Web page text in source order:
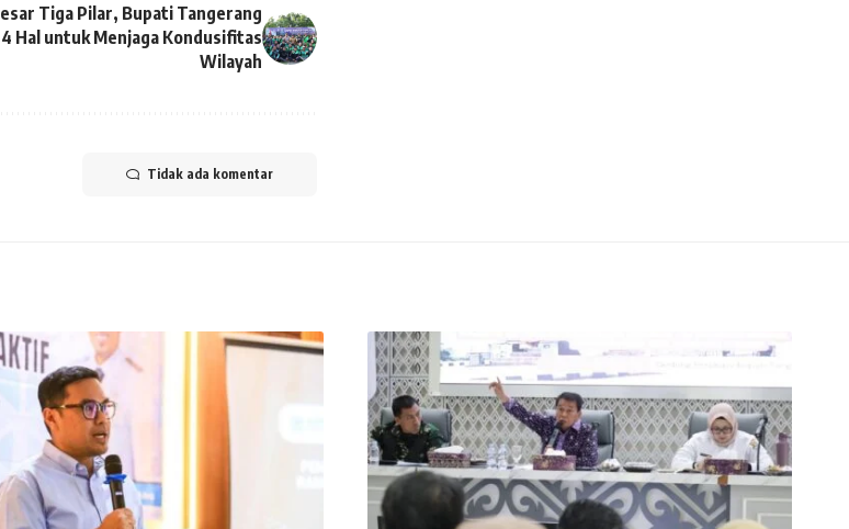
Tiga Pilar, Bupati Tangerang
Hal untuk Menjaga Kondusifitas
Wilayah
Tidak ada komentar